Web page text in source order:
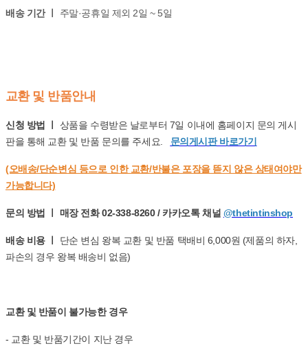
배송 기간 ㅣ 주말·공휴일 제외 2일 ~ 5일
교환 및 반품안내
신청 방법 ㅣ 상품을 수령받은 날로부터 7일 이내에 홈페이지 문의 게시
판을 통해 교환 및 반품 문의를 주세요. 문의게시판 바로가기
(오배송/단순변심 등으로 인한 교환/반불은 포장을 뜯지 않은 상태여야만
가능합니다)
문의 방법 ㅣ 매장 전화 02-338-8260 / 카카오톡 채널 @thetintinshop
배송 비용 ㅣ
단순 변심 왕복 교환 및 반품 택배비 6,000원 (제품의 하자,
파손의 경우 왕복 배송비 없음)
교환 및 반품이 불가능한 경우
- 교환 및 반품기간이 지난 경우